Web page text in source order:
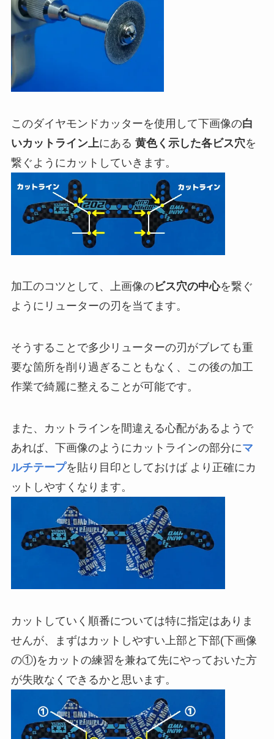
このダイヤモンドカッターを使用して下画像の白
いカットライン上にある 黄色く示した各ビス穴を
繋ぐようにカットしていきます。
加工のコツとして、上画像のビス穴の中心を繋ぐ
ようにリューターの刃を当てます。
そうすることで多少リューターの刃 がブレても重
要な箇所を削り過ぎることもなく、この後の加工
作業で綺麗に整えることが可能です。
また、カットラインを間違える心配があるようで
あれば、下画像のようにカットラインの部分にマ
ルチテープを貼り目印としておけば より正確にカ
ットしやすくなります。
カットしていく順番については特に指定はありま
せんが、まずはカットしやすい上部と下部(下画像
の①)をカットの練習を兼ねて先にやっておいた方
が失敗なくできるかと思います。